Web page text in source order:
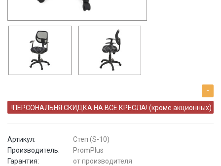
-
!ПЕРСОНАЛЬНЯ СКИДКА НА ВСЕ КРЕСЛА! (кроме акционных)
Артикул:
Степ (S-10)
Производитель:
PromPlus
Гарантия:
от производителя